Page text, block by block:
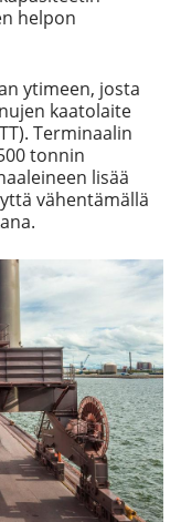
helpon
ytimeen, josta
kaatolaite
Terminaalin
tonnin
lisää
vähentämällä